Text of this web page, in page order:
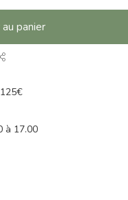
panier
à 17.00